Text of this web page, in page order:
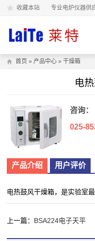
收藏本站 专业电炉仪器供
首页 » 产品中心 » 干燥箱
电
咨询：
025-
产品介绍 用户评价
电热鼓风干燥箱，是实验室
上一篇： BSA224电子天平